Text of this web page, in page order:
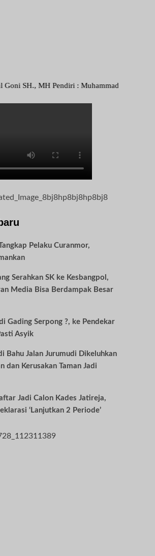
MH Pendiri : Muhammad Irfansyah,
Pelaku Curanmor,
Serahkan SK ke Kesbangpol,
Media Bisa Berdampak Besar
Gading Serpong ?, ke Pendekar
Asyik
Bahu Jalan Jurumudi Dikeluhkan
dan Kerusakan Taman Jadi
Jadi Calon Kades Jatireja,
‘Lanjutkan 2 Periode’